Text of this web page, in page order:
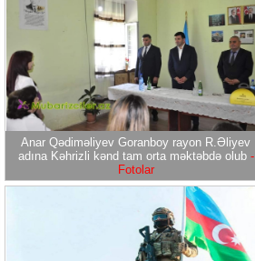
Anar Qədiməliyev Goranboy rayon R.Əliyev
adına Kəhrizli kənd tam orta məktəbdə olub -
Fotolar